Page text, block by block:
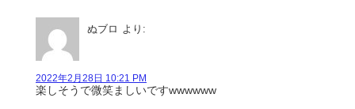
ぬブロ より:
2022年2月28日 10:21 PM
楽しそうで微笑ましいですwwwwww